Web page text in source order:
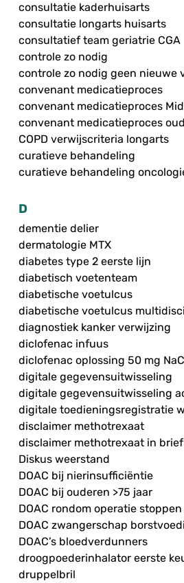
consultatie kaderhuisarts
consultatie longarts huisarts
consultatief team geriatrie CGA
controle zo nodig
controle zo nodig geen nieuwe
convenant medicatieproces
convenant medicatieproces
convenant medicatieproces
COPD verwijscriteria longarts
curatieve behandeling
curatieve behandeling
D
dementie delier
dermatologie MTX
diabetes type 2 eerste lijn
diabetisch voetenteam
diabetische voetulcus
diabetische voetulcus
diagnostiek kanker verwijzing
diclofenac infuus
diclofenac oplossing 50 mg
digitale gegevensuitwisseling
digitale gegevensuitwisseling
digitale toedieningsregistratie
disclaimer methotrexaat
disclaimer methotrexaat in brief
Diskus weerstand
DOAC bij nierinsufficiëntie
DOAC bij ouderen >75 jaar
DOAC rondom operatie
DOAC zwangerschap
DOAC’s bloedverdunners
droogpoederinhalator eerste
druppelbril